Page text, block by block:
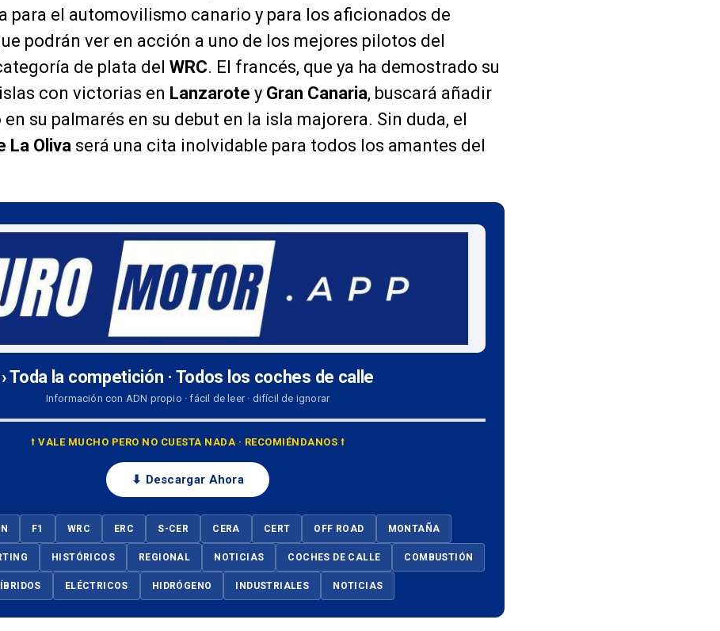
para el automovilismo canario y para los aficionados de
podrán ver en acción a uno de los mejores pilotos del
de plata del WRC. El francés, que ya ha demostrado su
con victorias en Lanzarote y Gran Canaria, buscará añadir
su palmarés en su debut en la isla majorera. Sin duda, el
La Oliva será una cita inolvidable para todos los amantes del
› Toda la competición · Todos los coches de calle
Información con ADN propio · fácil de leer · difícil de ignorar
⭡ VALE MUCHO PERO NO CUESTA NADA · RECOMIÉNDANOS ⭡
⬇ Descargar Ahora
F1 WRC ERC S-CER CERA CERT OFF ROAD MONTAÑA
HISTÓRICOS REGIONAL NOTICIAS COCHES DE CALLE COMBUSTIÓN
ELÉCTRICOS HIDRÓGENO INDUSTRIALES NOTICIAS